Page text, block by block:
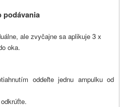
podávania
ale zvyčajne sa aplikuje 3 x
oka.
oddeľte jednu ampulku od